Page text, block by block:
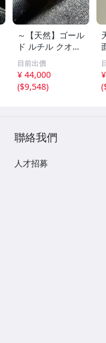
～【天然】ゴール
ド ルチル クオー
ツ 丸玉 13.7mm
3.7g
目前出價
¥ 44,000
($9,548)
(
聯絡我們
人才招募